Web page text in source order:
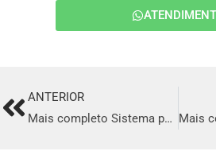
PrevANTERIOR
Mais completo Sistema para Delivery em Santarém